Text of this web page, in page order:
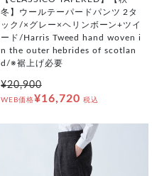
冬】ウールテーパードパンツ 2タ
ック/×グレー×ヘリンボーン+ツイ
ード/Harris Tweed hand woven i
n the outer hebrides of scotlan
d/※裾上げ必要
¥20,900
WEB価格¥16,720 税込